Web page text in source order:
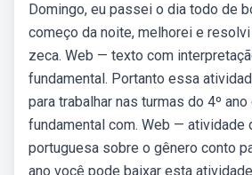
Domingo, eu passei o dia todo de
começo da noite, melhorei e
zeca. Web — texto com
fundamental. Portanto essa
para trabalhar nas turmas do 4º
fundamental com. Web — atividade
portuguesa sobre o gênero conto
ano você pode baixar esta